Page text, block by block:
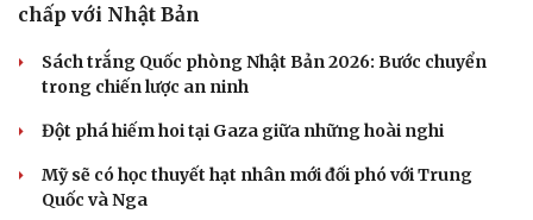
chấp với Nhật Bản
Sách trắng Quốc phòng Nhật Bản 2026: Bước chuyển
trong chiến lược an ninh
Đột phá hiếm hoi tại Gaza giữa những hoài nghi
Mỹ sẽ có học thuyết hạt nhân mới đối phó với Trung
Quốc và Nga